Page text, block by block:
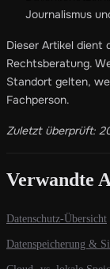
Journalismus
Dieser Artikel dient
Rechtsberatung.
Standort gelten,
Fachperson.
Zuletzt überprüft:
Verwandte
Datenschutz-Übersicht
Datenspeicherung &